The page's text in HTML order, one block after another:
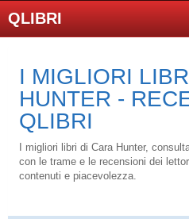
QLIBRI
I MIGLIORI
HUNTER -
QLIBRI
I migliori libri di Cara Hunter,
con le trame e le recensioni dei
contenuti e piacevolezza.